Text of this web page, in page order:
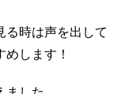
る時は声を出して
します！